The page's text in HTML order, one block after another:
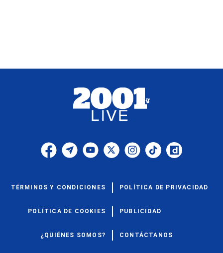
TÉRMINOS Y CONDICIONES POLÍTICA DE PRIVACIDAD
POLÍTICA DE COOKIES PUBLICIDAD
¿QUIÉNES SOMOS? CONTÁCTANOS